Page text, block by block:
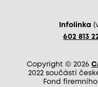
Infolinka
602 813
Copyright © 2026
2022 součástí
Fond